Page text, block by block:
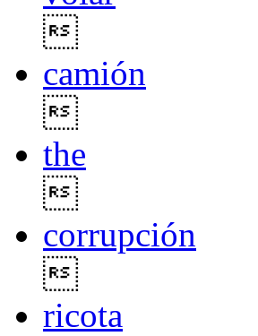
camión
the
corrupción
ricota